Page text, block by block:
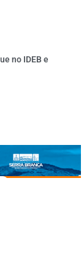
no IDEB e